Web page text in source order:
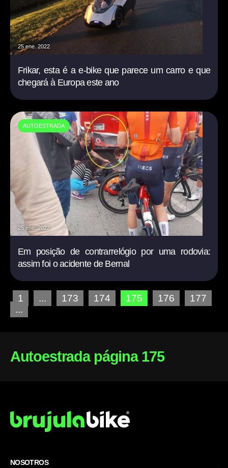
25 ene. 2022
Frikar, esta é a e-bike que parece um carro e que
chegará à Europa este ano
AUTOESTRADA
25 ene. 2022
Em posição de contrarrelógio por uma rodovia:
assim foi o acidente de Bernal
1 ... 173 174 175 176
177
...
Autoestrada página 175
NOSOTROS